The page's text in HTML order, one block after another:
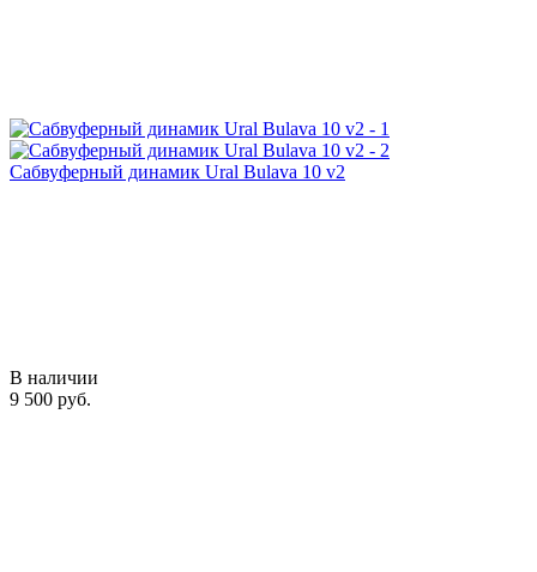
Сабвуферный динамик Ural Bulava 10 v2
В наличии
9 500 руб.